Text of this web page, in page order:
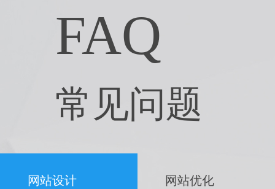
FAQ
常见问题
网站设计 网站优化